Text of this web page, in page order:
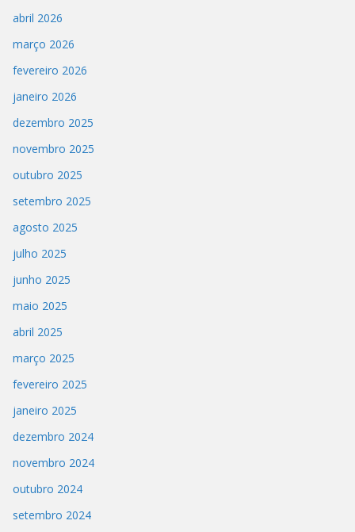
abril 2026
março 2026
fevereiro 2026
janeiro 2026
dezembro 2025
novembro 2025
outubro 2025
setembro 2025
agosto 2025
julho 2025
junho 2025
maio 2025
abril 2025
março 2025
fevereiro 2025
janeiro 2025
dezembro 2024
novembro 2024
outubro 2024
setembro 2024